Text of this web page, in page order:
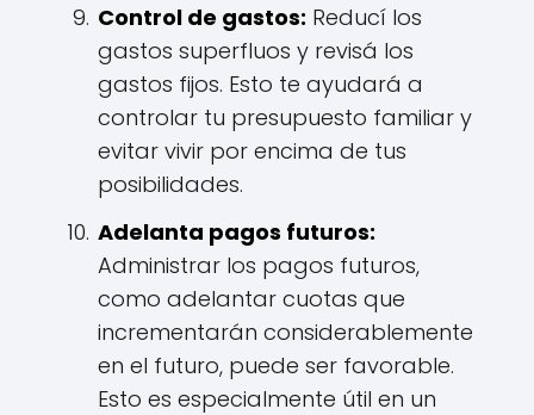
Control de gastos: Reducí los
gastos superfluos y revisá los
gastos fijos. Esto te ayudará a
controlar tu presupuesto familiar y
evitar vivir por encima de tus
posibilidades.
Adelanta pagos futuros:
Administrar los pagos futuros,
como adelantar cuotas que
incrementarán considerablemente
en el futuro, puede ser favorable.
Esto es especialmente útil en un